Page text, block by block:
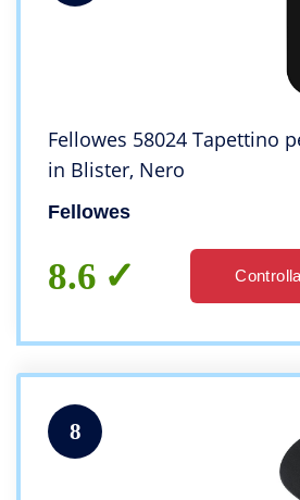
Fellowes 58024 Tapettino
in Blister, Nero
Fellowes
8.6
8